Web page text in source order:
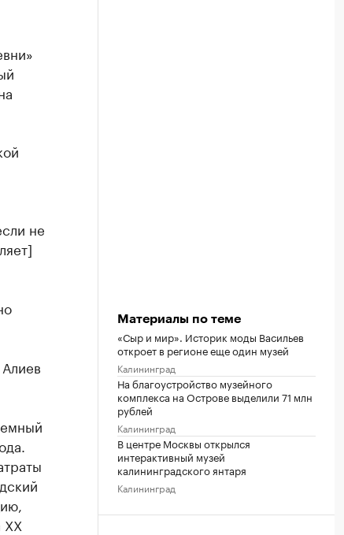
не
ХХ
Материалы по теме
«Сыр и мир». Историк моды Васильев
откроет в регионе еще один музей
Калининград
На благоустройство музейного
комплекса на Острове выделили 71 млн
рублей
Калининград
В центре Москвы открылся
интерактивный музей
калининградского янтаря
Калининград